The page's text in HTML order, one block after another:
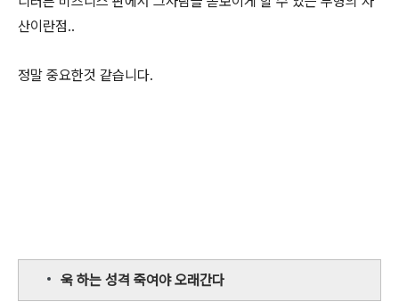
산이란점..
정말 중요한것 같습니다.
욱 하는 성격 죽여야 오래간다